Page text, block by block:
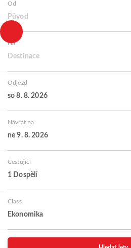
Od
Původ
Na
Destinace
Odjezd
so 8. 8. 2026
Návrat na
ne 9. 8. 2026
Cestující
1 Dospělí
Class
Ekonomika